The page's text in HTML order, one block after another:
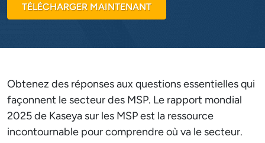
TÉLÉCHARGER MAINTENANT
Obtenez des réponses aux questions essentielles qui
façonnent le secteur des MSP. Le rapport mondial
2025 de Kaseya sur les MSP est la ressource
incontournable pour comprendre où va le secteur.